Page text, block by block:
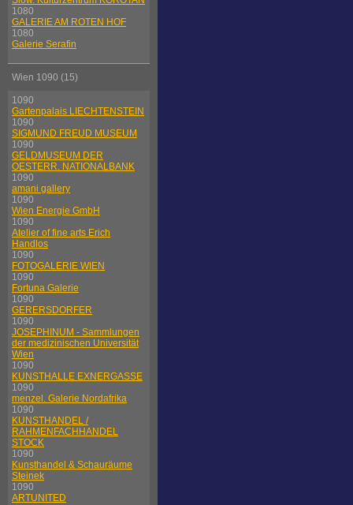
1080
GALERIE AM ROTEN HOF
1080
Galerie Serafin
Wien 1090 (15)
1090
Gartenpalais LIECHTENSTEIN
1090
SIGMUND FREUD MUSEUM
1090
GELDMUSEUM DER
OESTERR. NATIONALBANK
1090
amani gallery
1090
Wien Energie GmbH
1090
Atelier of fine arts Erich
Handlos
1090
FOTOGALERIE WIEN
1090
Fortuna Galerie
1090
GERERSDORFER
1090
JOSEPHINUM - Sammlungen
der medizinischen Universität
Wien
1090
KUNSTHALLE EXNERGASSE
1090
menzel. Galerie Nordafrika
1090
KUNSTHANDEL /
RAHMENFACHHANDEL
STOCK
1090
Kunsthandel & Schauräume
Steinek
1090
ARTUNITED